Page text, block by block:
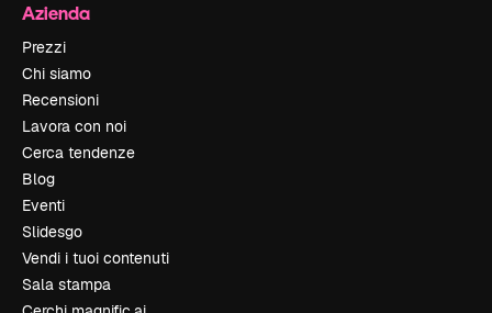
Azienda
Prezzi
Chi siamo
Recensioni
Lavora con noi
Cerca tendenze
Blog
Eventi
Slidesgo
Vendi i tuoi contenuti
Sala stampa